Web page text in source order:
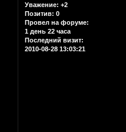
Уважение: +2
Позитив: 0
Провел на форуме:
1 день 22 часа
Последний визит:
2010-08-28 13:03:21